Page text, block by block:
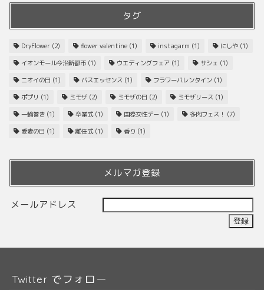
タグ
DryFlower (2) flower valentine (1) instagarm (1) にしや (1)
イオンモール今治新都市 (1) ウエディングフェア (1) サシェ (1)
ニオイの日 (1) バスエッセンス (1) フラワーバレンタイン (1)
ポプリ (1) ミモザ (2) ミモザの日 (2) ミモザリース (1)
一輪巻き (1) 卒業式(1) 国際女性デー (1) 多肉フェス！ (7)
愛妻の日 (1) 離任式(1) 香り (1)
メルマガ登録
メールアドレス
Twitter でフォロー